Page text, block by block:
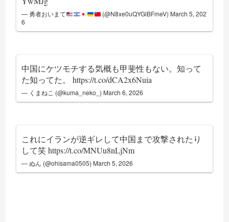
— 勇者おいまて (@N8xe0uQYGlBFmeV) March 5, 202
6
中国にケツモチする気概も甲斐性もない。知って
た知ってた。https://t.co/dCA2x6Nuia
— くまねこ (@kuma_neko_) March 6, 2026
これにイランが逆ギレして中国まで攻撃されたり
して笑https://t.co/MNUu8nLjNm
— ぬん (@ohisama0505) March 5, 2026